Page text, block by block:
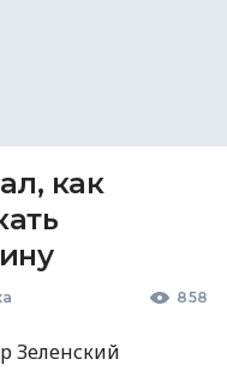
как
858
Зеленский